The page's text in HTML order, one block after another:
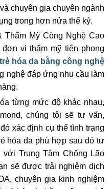
chuyên gia chuyên ngành
trong hơn nửa thế kỷ.
Thẩm Mỹ Công Nghệ Cao
vị thẩm mỹ tiên phong
trẻ hóa da bằng công nghệ
nghệ đáp ứng nhu cầu làm
từng mức độ khác nhau,
chúng tôi sẽ tư vấn,
xác định cụ thể tình trạng
hóa da phù hợp sau đó tư
Trung Tâm Chống Lão
sẽ được trải nghiệm dịch
chuyên gia kinh nghiệm